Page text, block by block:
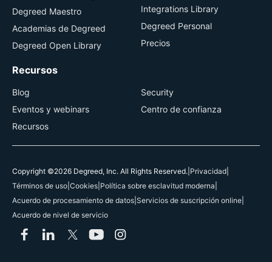
Degreed Maestro
Academias de Degreed
Degreed Open Library
Integrations Library
Degreed Personal
Precios
Recursos
Blog
Eventos y webinars
Recursos
Security
Centro de confianza
Copyright ©2026 Degreed, Inc. All Rights Reserved. Privacidad
Términos de uso Cookies Política sobre esclavitud moderna
Acuerdo de procesamiento de datos Servicios de suscripción online
Acuerdo de nivel de servicio